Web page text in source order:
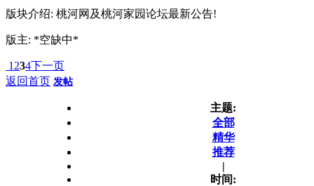
版块介绍: 桃河网及桃河家园论坛最新公告!
版主: *空缺中*
1 234下一页
返回首页 发帖
主题:
全部
精华
推荐
|
时间: